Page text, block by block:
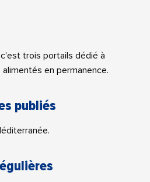
trois portails dédié à
en permanence.
publiés